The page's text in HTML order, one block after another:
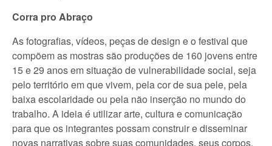
Corra pro Abraço
As fotografias, vídeos, peças de design e o festival que
compõem as mostras são produções de 160 jovens entre
15 e 29 anos em situação de vulnerabilidade social, seja
pelo território em que vivem, pela cor de sua pele, pela
baixa escolaridade ou pela não inserção no mundo do
trabalho. A ideia é utilizar arte, cultura e comunicação
para que os integrantes possam construir e disseminar
novas narrativas sobre suas comunidades, seus corpos,